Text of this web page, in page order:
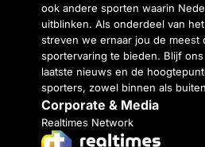
ook andere sporten waarin
uitblinken. Als onderdeel van
streven we ernaar jou de meest
sportervaring te bieden. Blijf
laatste nieuws en de
sporters, zowel binnen als
Corporate & Media
Realtimes Network